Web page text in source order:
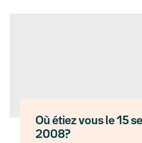
Où étiez vous le 15
2008?